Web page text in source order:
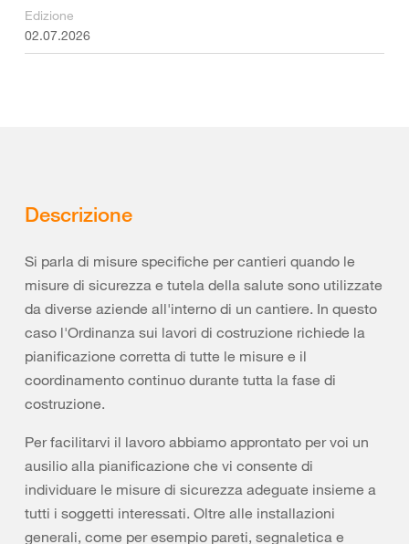
Edizione
02.07.2026
Descrizione
Si parla di misure specifiche per cantieri quando le
misure di sicurezza e tutela della salute sono utilizzate
da diverse aziende all'interno di un cantiere. In questo
caso l'Ordinanza sui lavori di costruzione richiede la
pianificazione corretta di tutte le misure e il
coordinamento continuo durante tutta la fase di
costruzione.
Per facilitarvi il lavoro abbiamo approntato per voi un
ausilio alla pianificazione che vi consente di
individuare le misure di sicurezza adeguate insieme a
tutti i soggetti interessati. Oltre alle installazioni
generali, come per esempio pareti, segnaletica e